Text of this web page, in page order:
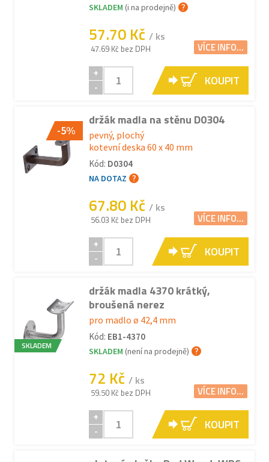
SKLADEM (i na prodejně)
57.70 Kč / ks
47.69 Kč bez DPH VÍCE INFO...
+
-
KOUPIT
-5%
držák madla na stěnu D0304
pevný, plochý
kotevní deska 60 x 40 mm
Kód: D0304
NA DOTAZ
67.80 Kč / ks
56.03 Kč bez DPH VÍCE INFO...
+
-
KOUPIT
SKLADEM
držák madla 4370 krátký,
broušená nerez
pro madlo ø 42,4 mm
Kód: EB1-4370
SKLADEM (není na prodejně)
72 Kč / ks
59.50 Kč bez DPH VÍCE INFO...
+
-
KOUPIT